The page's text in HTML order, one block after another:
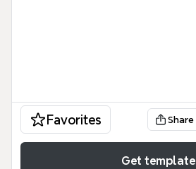
Favorites Share
Get template